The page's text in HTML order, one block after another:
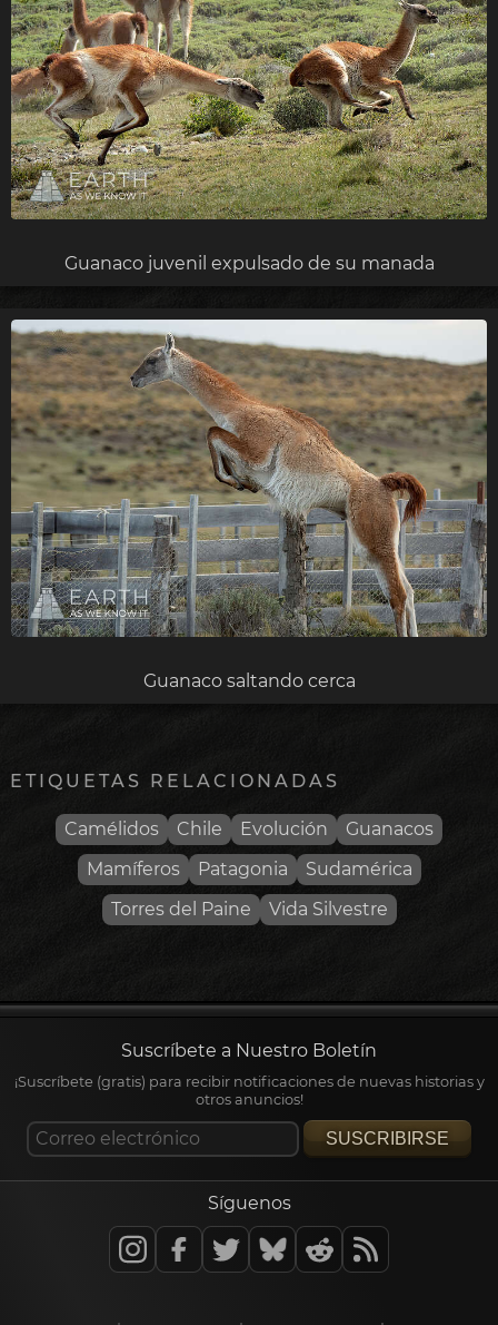
Guanaco juvenil expulsado de su manada
Guanaco saltando cerca
ETIQUETAS RELACIONADAS
Camélidos Chile Evolución
Guanacos
Mamíferos
Patagonia
Sudamérica
Torres del Paine
Vida Silvestre
Suscríbete a Nuestro Boletín
¡Suscríbete (gratis) para recibir notificaciones de nuevas historias y
otros anuncios!
SUSCRIBIRSE
Síguenos